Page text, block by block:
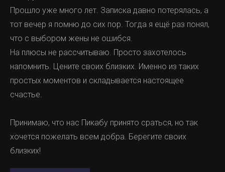
Прошло уже много лет. Записка давно потерялась, а
тот вечер я помню до сих пор. Тогда я ещё раз понял,
что с выбором жены не ошибся.
На плюсы не рассчитываю. Просто захотелось
напомнить. Цените своих близких. Именно из таких
простых моментов и складывается настоящее
счастье.
Принимаю, что нас Пикабу принято сраться, но так
хочется пожелать всем добра. Берегите своих
близких!